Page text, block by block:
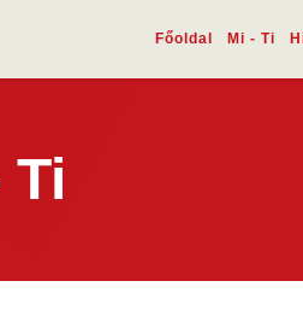
Főoldal Mi - Ti
Ti